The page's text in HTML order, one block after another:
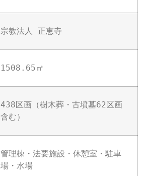
宗教法人 正恵寺
1508.65㎡
438区画（樹木葬・古墳墓62区画
含む）
管理棟・法要施設・休憩室・駐車
場・水場